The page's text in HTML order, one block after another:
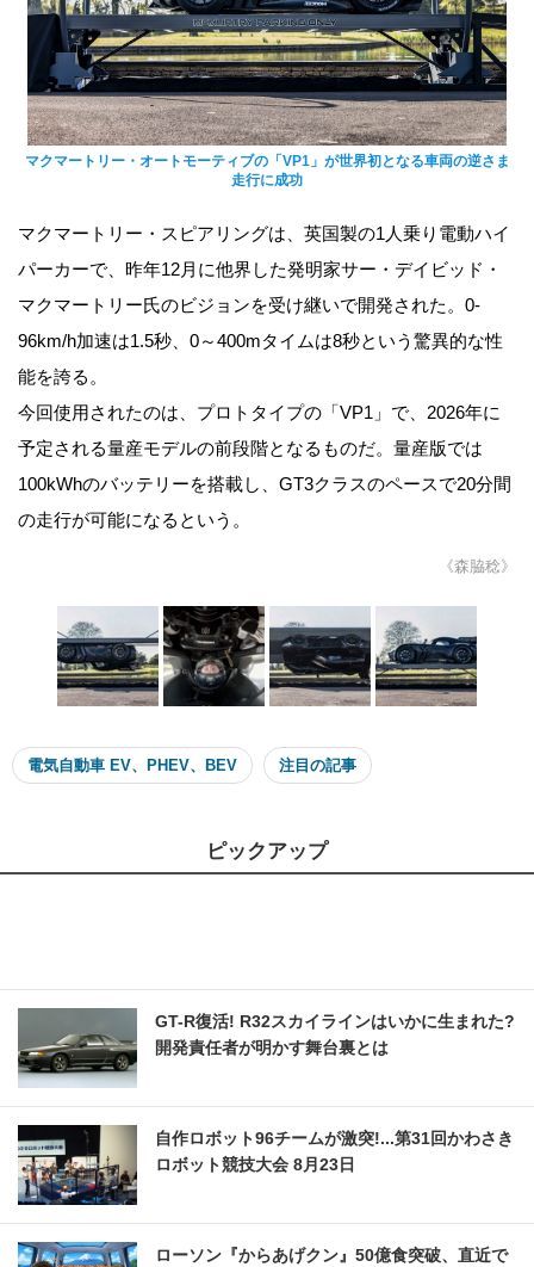
マクマートリー・オートモーティブの「VP1」が世界初となる車両の逆さま
走行に成功
マクマートリー・スピアリングは、英国製の1人乗り電動ハイ
パーカーで、昨年12月に他界した発明家サー・デイビッド・
マクマートリー氏のビジョンを受け継いで開発された。0-
96km/h加速は1.5秒、0～400mタイムは8秒という驚異的な性
能を誇る。
今回使用されたのは、プロトタイプの「VP1」で、2026年に
予定される量産モデルの前段階となるものだ。量産版では
100kWhのバッテリーを搭載し、GT3クラスのペースで20分間
の走行が可能になるという。
《森脇稔》
電気自動車 EV、PHEV、BEV 注目の記事
ピックアップ
GT-R復活! R32スカイラインはいかに生まれた?
開発責任者が明かす舞台裏とは
自作ロボット96チームが激突!...第31回かわさき
ロボット競技大会 8月23日
ローソン『からあげクン』50億食突破、直近で